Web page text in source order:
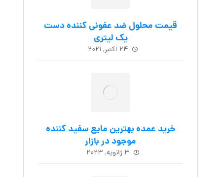
قیمت محلول ضد عفونی کننده دست
یک لیتری
۲۴ اکتبر, ۲۰۲۱
خرید عمده بهترین مایع سفید کننده
موجود در بازار
۳ ژانویه, ۲۰۲۳